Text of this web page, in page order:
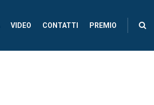
VIDEO CONTATTI PREMIO